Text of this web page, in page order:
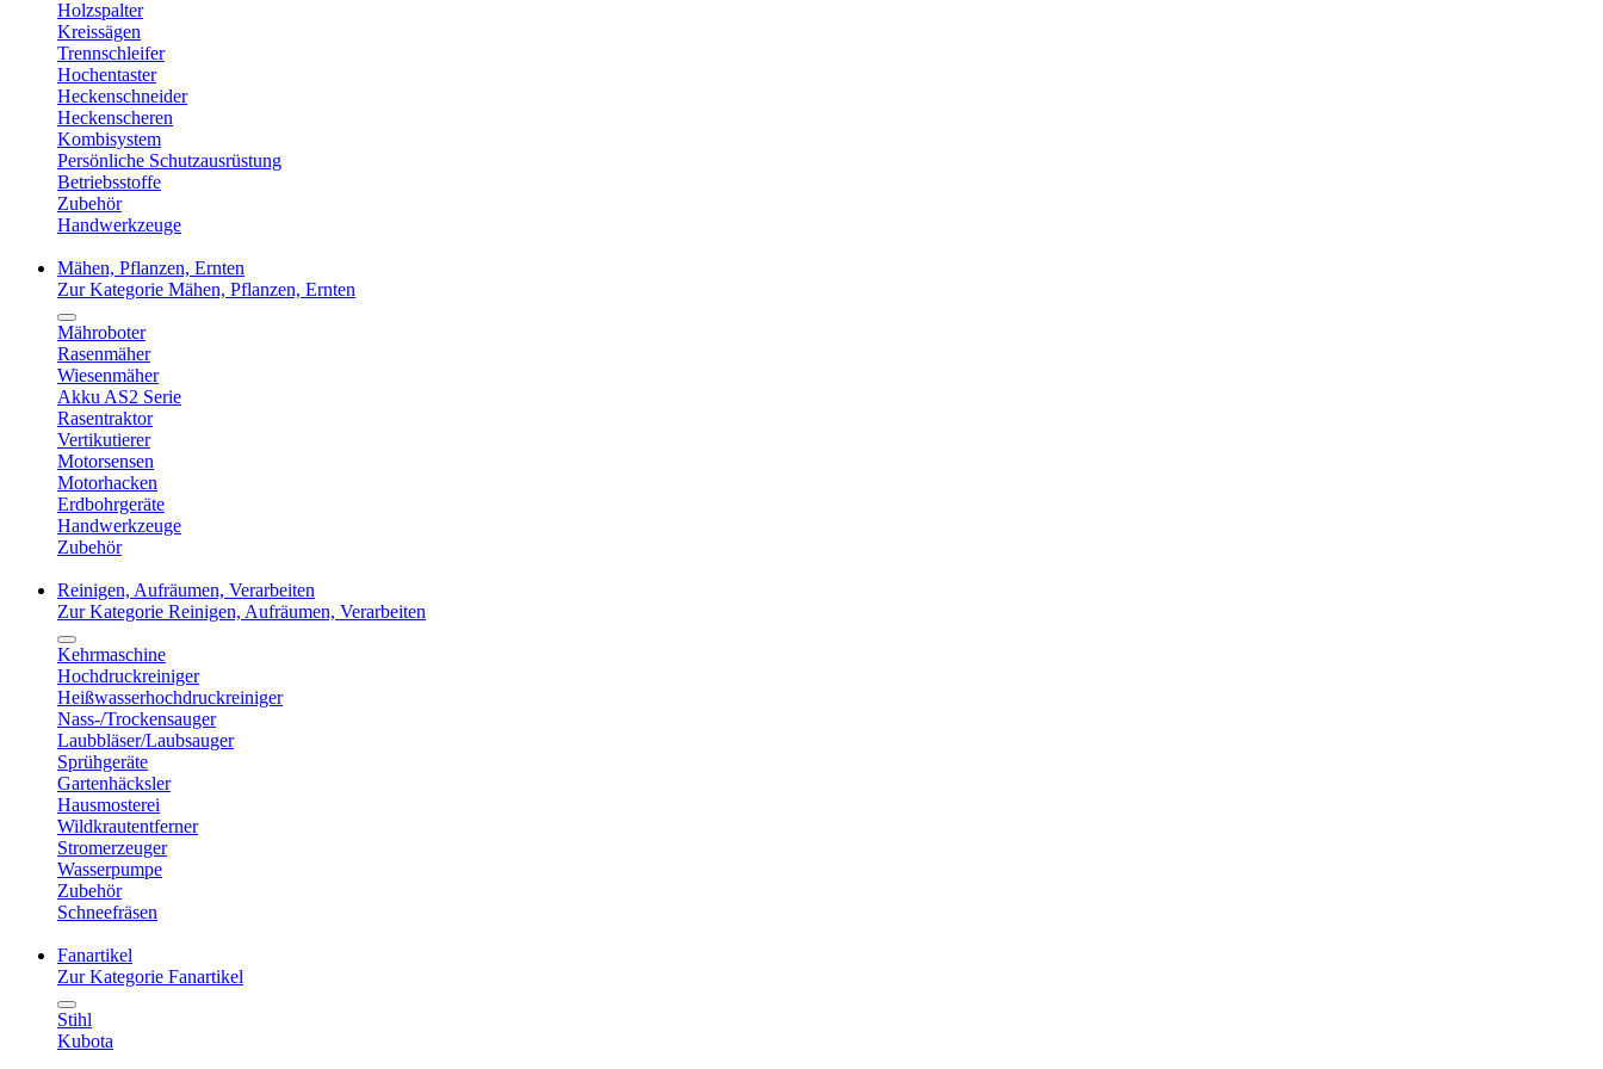
Holzspalter
Kreissägen
Trennschleifer
Hochentaster
Heckenschneider
Heckenscheren
Kombisystem
Persönliche Schutzausrüstung
Betriebsstoffe
Zubehör
Handwerkzeuge
Mähen, Pflanzen, Ernten
Zur Kategorie Mähen, Pflanzen, Ernten
Mähroboter
Rasenmäher
Wiesenmäher
Akku AS2 Serie
Rasentraktor
Vertikutierer
Motorsensen
Motorhacken
Erdbohrgeräte
Handwerkzeuge
Zubehör
Reinigen, Aufräumen, Verarbeiten
Zur Kategorie Reinigen, Aufräumen, Verarbeiten
Kehrmaschine
Hochdruckreiniger
Heißwasserhochdruckreiniger
Nass-/Trockensauger
Laubbläser/Laubsauger
Sprühgeräte
Gartenhäcksler
Hausmosterei
Wildkrautentferner
Stromerzeuger
Wasserpumpe
Zubehör
Schneefräsen
Fanartikel
Zur Kategorie Fanartikel
Stihl
Kubota